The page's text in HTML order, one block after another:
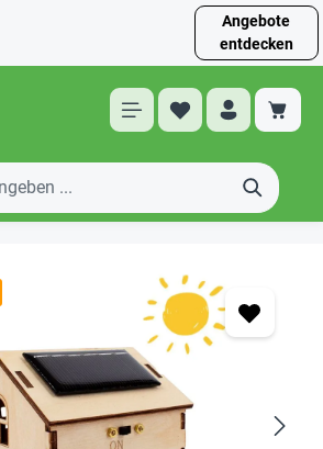
Angebote
entdecken